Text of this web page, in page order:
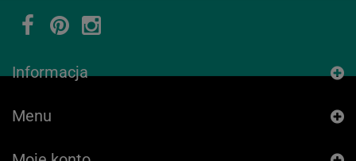
Informacja
Menu